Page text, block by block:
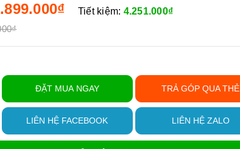
Tiết kiệm: 4.251.000₫
ĐẶT MUA NGAY TRẢ GÓP QUA THẺ
LIÊN HỆ FACEBOOK LIÊN HỆ ZALO